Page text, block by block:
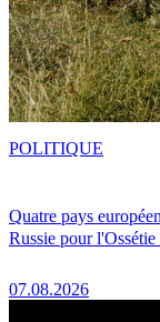
Quatre pays
Russie pour l'Ossétie
07.08.2026
POLITIQUE